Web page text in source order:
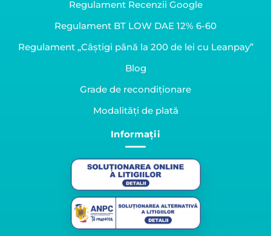
Regulament Recenzii Google
Regulament BT LOW DAE 12% 6-60
Regulament „Câștigi până la 200 de lei cu Leanpay”
Blog
Grade de recondiționare
Modalități de plată
Informații